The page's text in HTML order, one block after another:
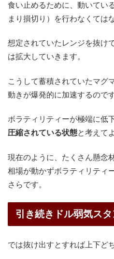
食い止めるために、動いてい
まり損切り）を行わなくては
想定されていたレンジを抜け
は拡大していきます。
こうして蓄積されていたマグ
動きが爆発的に加速するのです
ボラティリティーが極端に低
圧縮されている状態と考えて
現在のように、たくさん懸念
相場が動かずボラティリティ
さらです。
引き続きドル弱気スタ
では抜け出すとすれば上下ど